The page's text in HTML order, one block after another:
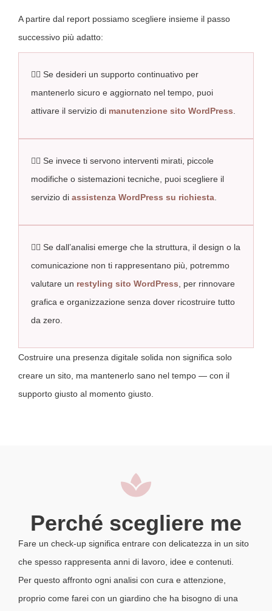
A partire dal report possiamo scegliere insieme il passo
successivo più adatto:
👉🏻 Se desideri un supporto continuativo per
mantenerlo sicuro e aggiornato nel tempo, puoi
attivare il servizio di manutenzione sito WordPress
👉🏻 Se invece ti servono interventi mirati, piccole
modifiche o sistemazioni tecniche, puoi scegliere il
servizio di assistenza WordPress su richiesta
👉🏻 Se dall’analisi emerge che la struttura, il design o la
comunicazione non ti rappresentano più, potremmo
valutare un restyling sito WordPress , per rinnovare
grafica e organizzazione senza dover ricostruire tutto
da zero.
Costruire una presenza digitale solida non significa solo
creare un sito, ma mantenerlo sano nel tempo — con il
supporto giusto al momento giusto.
Perché scegliere me
Fare un check-up significa entrare con delicatezza in un sito
che spesso rappresenta anni di lavoro, idee e contenuti.
Per questo affronto ogni analisi con cura e attenzione,
proprio come farei con un giardino che ha bisogno di una